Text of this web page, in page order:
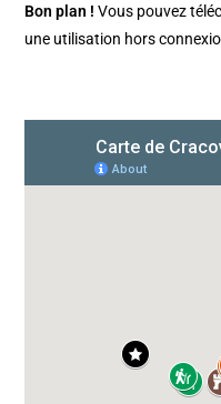
Bon plan ! Vous pouvez
une utilisation hors